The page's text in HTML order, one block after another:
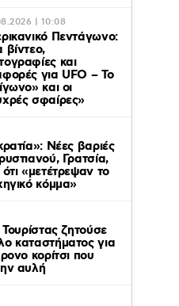
| 10:08
Πεντάγωνο:
βίντεο,
και
για UFO – Το
και οι
σφαίρες»
Νέες βαριές
Γρατσία,
«μετέτρεψαν το
κόμμα»
ζητούσε
καταστήματος για
κορίτσι που
αυλή